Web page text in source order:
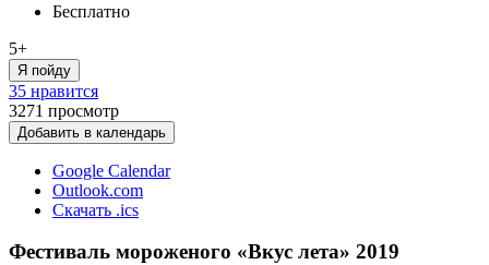
Бесплатно
5+
Я пойду
35 нравится
3271 просмотр
Добавить в календарь
Google Calendar
Outlook.com
Скачать .ics
Фестиваль мороженого «Вкус лета» 2019